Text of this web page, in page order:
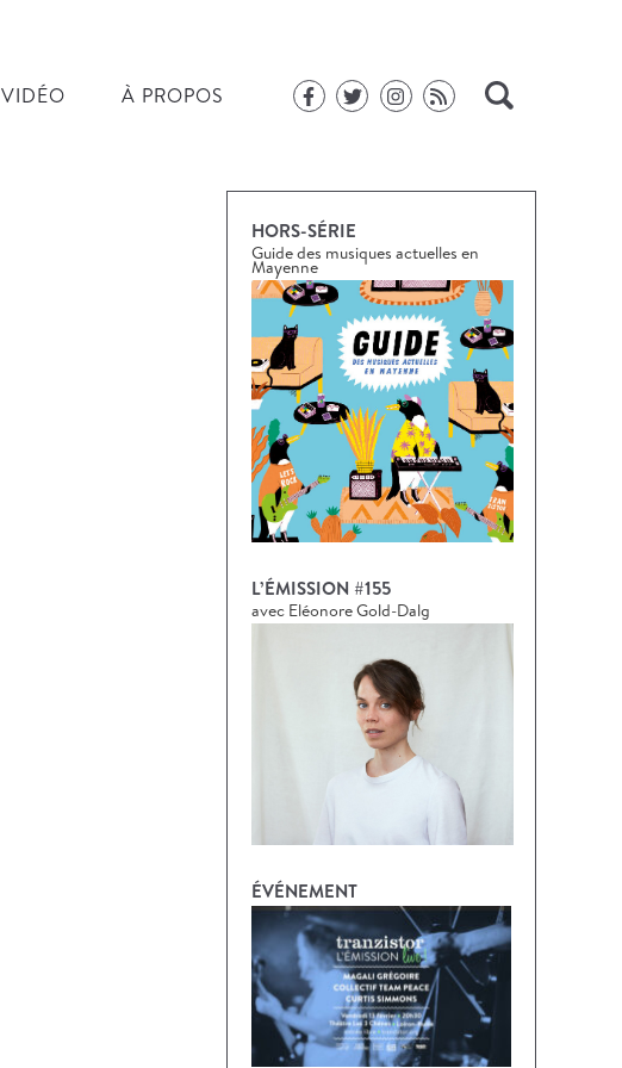
VIDÉO À PROPOS
HORS-SÉRIE
Guide des musiques actuelles en
Mayenne
L’ÉMISSION #155
avec Eléonore Gold-Dalg
ÉVÉNEMENT